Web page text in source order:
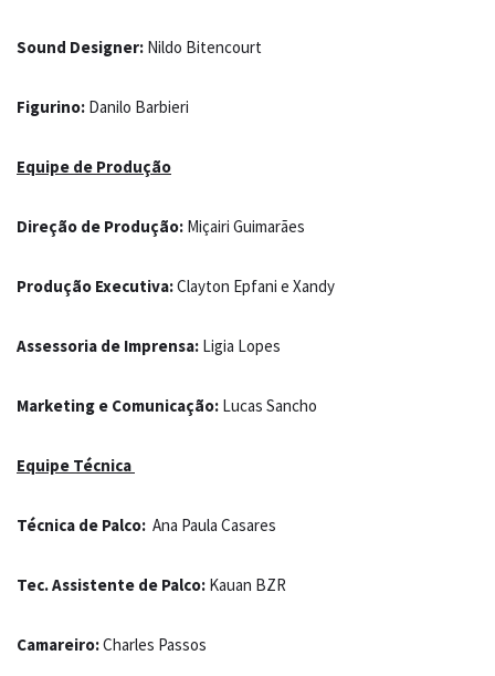
Sound Designer: Nildo Bitencourt
Figurino: Danilo Barbieri
Equipe de Produção
Direção de Produção: Miçairi Guimarães
Produção Executiva:Clayton Epfani e Xandy
Assessoria de Imprensa: Ligia Lopes
Marketing e Comunicação: Lucas Sancho
Equipe Técnica
Técnica de Palco: Ana Paula Casares
Tec. Assistente de Palco: Kauan BZR
Camareiro:Charles Passos